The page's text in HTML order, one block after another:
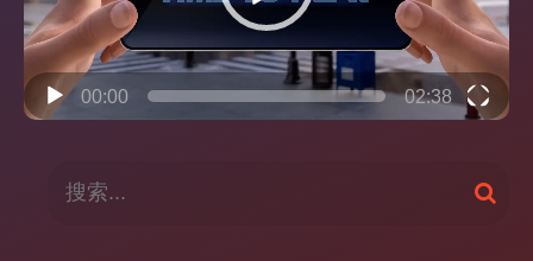
00:00 02:38
搜
索